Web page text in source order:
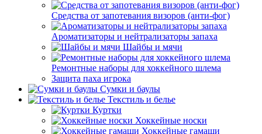
Средства от запотевания визоров (анти-фог)
Ароматизаторы и нейтрализаторы запаха
Шайбы и мячи
Ремонтные наборы для хоккейного шлема
Защита паха игрока
Сумки и баулы
Текстиль и белье
Куртки
Хоккейные носки
Хоккейные гамаши